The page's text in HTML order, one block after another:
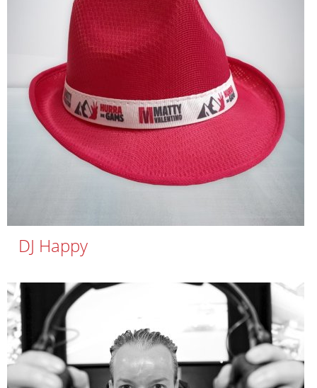
DJ Happy